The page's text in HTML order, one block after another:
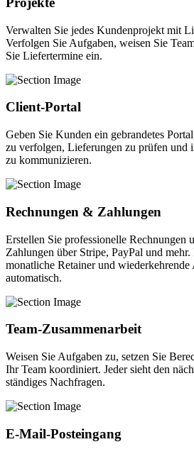
Verwalten Sie jedes Kundenprojekt mit
Verfolgen Sie Aufgaben, weisen Sie
Sie Liefertermine ein.
Client-Portal
Geben Sie Kunden ein gebrandetes
zu verfolgen, Lieferungen zu prüfen und
zu kommunizieren.
Rechnungen & Zahlungen
Erstellen Sie professionelle Rechnungen
Zahlungen über Stripe, PayPal und
monatliche Retainer und wiederkehrende
automatisch.
Team-Zusammenarbeit
Weisen Sie Aufgaben zu, setzen Sie
Ihr Team koordiniert. Jeder sieht den
ständiges Nachfragen.
E-Mail-Posteingang